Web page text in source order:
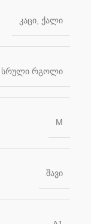
კაცი, ქალი
სრული რგოლი
M
შავი